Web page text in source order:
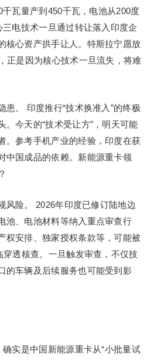
瓦量产到450千瓦，电池从200度
电技术一旦通过转让落入印度企
核心资产拱手让人。特斯拉宁愿放
正是因为核心技术一旦流失，将难
患。 印度推行“技术换准入”的终极
。今天的“技术受让方”，明天可能
。参考手机产业的经验，印度在获
中国成品的依赖。新能源重卡领
风险。 2026年印度已修订陆地边
池、电池材料等纳入重点审查行
权安排、独家授权条款等，可能被
穿透核查。一旦触发审查，不仅技
的车辆及后续服务也可能受到影
实是中国新能源重卡从“小批量试